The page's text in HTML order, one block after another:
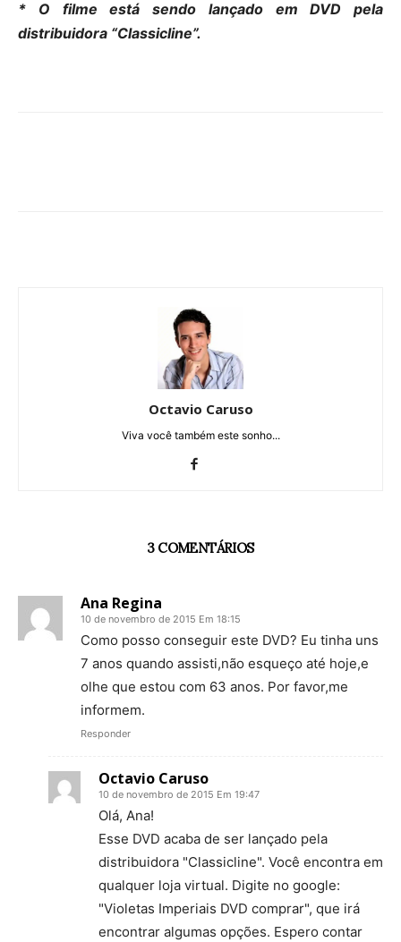
* O filme está sendo lançado em DVD pela
distribuidora “Classicline”.
Octavio Caruso
Viva você também este sonho...
3 COMENTÁRIOS
Ana Regina
10 de novembro de 2015 Em 18:15
Como posso conseguir este DVD? Eu tinha uns
7 anos quando assisti,não esqueço até hoje,e
olhe que estou com 63 anos. Por favor,me
informem.
Responder
Octavio Caruso
10 de novembro de 2015 Em 19:47
Olá, Ana!
Esse DVD acaba de ser lançado pela
distribuidora "Classicline". Você encontra em
qualquer loja virtual. Digite no google:
"Violetas Imperiais DVD comprar", que irá
encontrar algumas opções. Espero contar